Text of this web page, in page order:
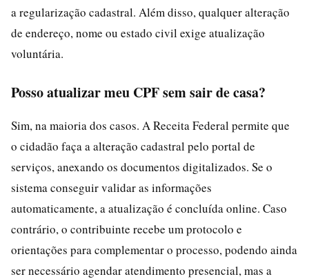
a regularização cadastral. Além disso, qualquer alteração
de endereço, nome ou estado civil exige atualização
voluntária.
Posso atualizar meu CPF sem sair de casa?
Sim, na maioria dos casos. A Receita Federal permite que
o cidadão faça a alteração cadastral pelo portal de
serviços, anexando os documentos digitalizados. Se o
sistema conseguir validar as informações
automaticamente, a atualização é concluída online. Caso
contrário, o contribuinte recebe um protocolo e
orientações para complementar o processo, podendo ainda
ser necessário agendar atendimento presencial, mas a